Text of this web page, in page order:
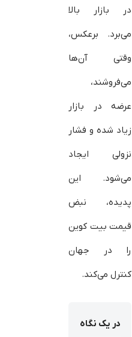
در بازار بالا
می‌برد. برعکس،
وقتی آن‌ها
می‌فروشند،
عرضه در بازار
زیاد شده و فشار
نزولی ایجاد
می‌شود. این
پدیده، نبض
قیمت بیت‌ کوین
را در جهان
کنترل می‌کند.
در یک نگاه